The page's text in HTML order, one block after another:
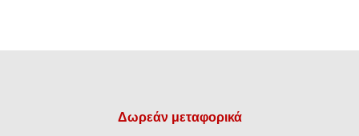
Δωρεάν μεταφορικά